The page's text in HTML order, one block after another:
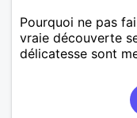
Pourquoi ne pas
vraie découverte
délicatesse sont